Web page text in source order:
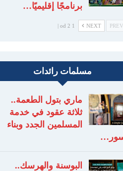
برنامجًا إقليميًا…
NEXT
1 od 2 |
مسلمات رائدات
ماري بتول الطعمة..
ثلاثة عقود في خدمة
المسلمين الجدد وبناء
البوسنة والهرسك..